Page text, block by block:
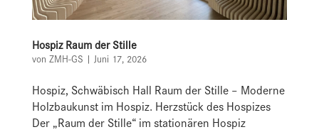
Hospiz Raum der Stille
von ZMH-GS | Juni 17, 2026
Hospiz, Schwäbisch Hall Raum der Stille – Moderne
Holzbaukunst im Hospiz. Herzstück des Hospizes
Der „Raum der Stille“ im stationären Hospiz